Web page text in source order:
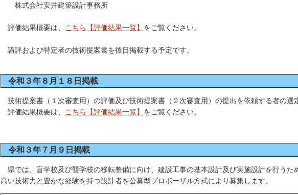
株式会社安井建築設計事務所
評価結果概要は、 こちら【評価結果一覧】 をご覧ください。
講評および特定者の技術提案書を後日掲載する予定です。
令和３年８月１８日掲載
技術提案書（１次審査用）の評価及び技術提案書（２次審査用）の提出を依頼する者の選
評価結果概要は、 こちら【評価結果一覧】 をご覧ください。
令和３年７月９日掲載
県では、盲学校及び聾学校の移転整備に向け、建設工事の基本設計及び実施設計を行うた
高い技術力と豊かな経験を持つ設計者を公募型プロポーザル方式により募集します。